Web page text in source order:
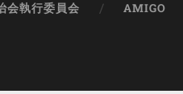
会執行委員会 AMIGO